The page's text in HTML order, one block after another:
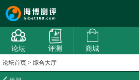
论坛 评测 商城
论坛首页 > 综合大厅